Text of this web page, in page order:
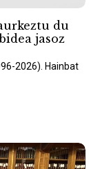
du
jasoz
2026). Hainbat